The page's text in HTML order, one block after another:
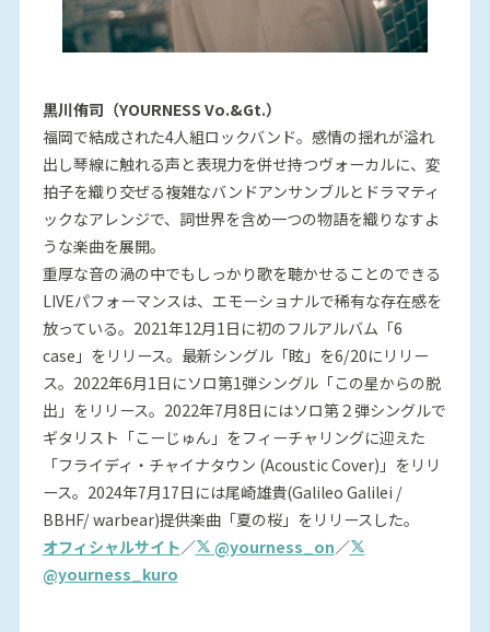
黒川侑司（YOURNESS Vo.&Gt.）
福岡で結成された4人組ロックバンド。感情の揺れが溢れ
出し琴線に触れる声と表現力を併せ持つヴォーカルに、変
拍子を織り交ぜる複雑なバンドアンサンブルとドラマティ
ックなアレンジで、詞世界を含め一つの物語を織りなすよ
うな楽曲を展開。
重厚な音の渦の中でもしっかり歌を聴かせることのできる
LIVEパフォーマンスは、エモーショナルで稀有な存在感を
放っている。2021年12月1日に初のフルアルバム「6
case」をリリース。最新シングル「眩」を6/20にリリー
ス。2022年6月1日にソロ第1弾シングル「この星からの脱
出」をリリース。2022年7月8日にはソロ第２弾シングルで
ギタリスト「こーじゅん」をフィーチャリングに迎えた
「フライディ・チャイナタウン (Acoustic Cover)」をリリ
ース。2024年7月17日には尾崎雄貴(Galileo Galilei /
BBHF/ warbear)提供楽曲「夏の桜」をリリースした。
オフィシャルサイト／ @yourness_on／
@yourness_kuro